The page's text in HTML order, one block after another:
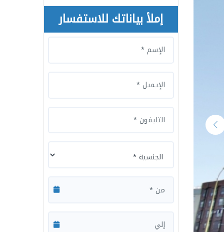
إملأ بياناتك للاستفسار